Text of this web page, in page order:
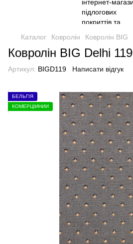
Каталог Ковролін Ковролін BIG
Ковролін BIG Delhi 119
Артикул: BIGD119 Написати відгук
БЕЛЬГІЯ
КОМЕРЦІЙНИЙ